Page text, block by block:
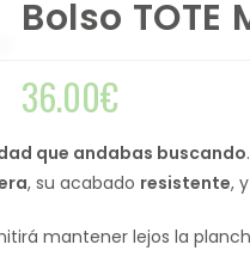
Bolso TOTE
36.00€
que andabas buscando
, su acabado resistente,
mantener lejos la